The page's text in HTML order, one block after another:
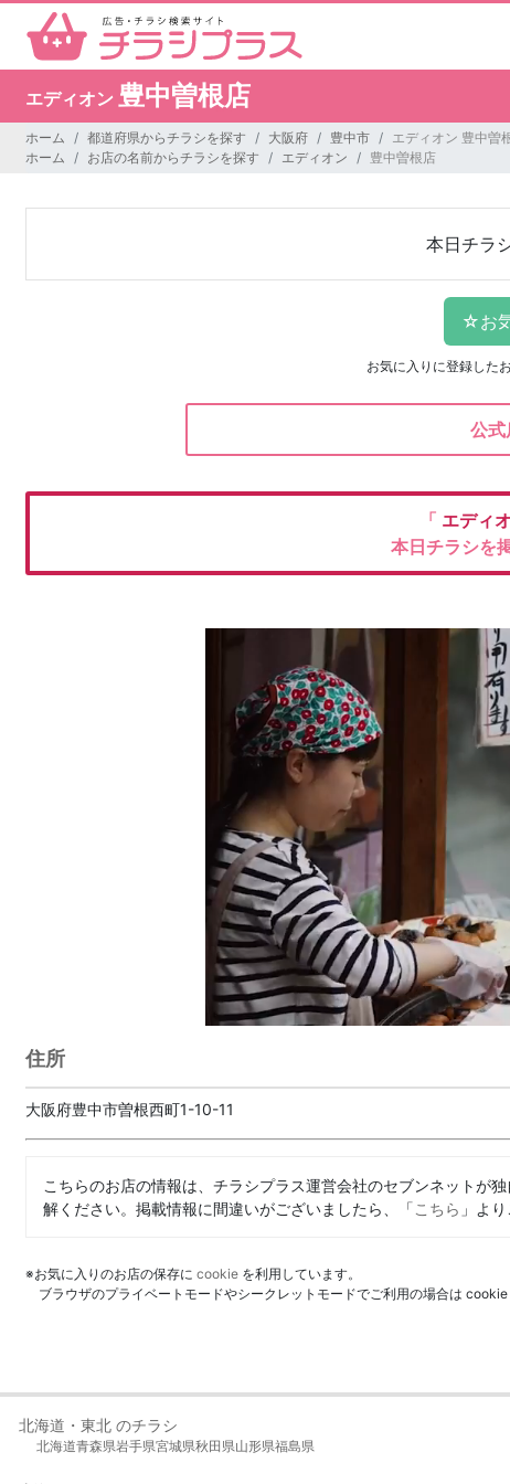
エディオン 豊中曽根店
ホーム 都道府県からチラシを探す 大阪府 豊中市
エディオン 豊中曽
ホーム
お店の名前からチラシを探す エディオン 豊中曽根店
本日チラ
お気に入りに登録した
公式
「 エディ
本日チラシを
住所
大阪府豊中市曽根西町1-10-11
こちらのお店の情報は、チラシプラス運営会社のセブンネットが
解ください。掲載情報に間違いがございましたら、「こちら 」よ
※お気に入りのお店の保存に cookie を利用しています。
ブラウザのプライベートモードやシークレットモードでご利用の場合は
北海道・東北 のチラシ
北海道青森県岩手県宮城県秋田県山形県福島県